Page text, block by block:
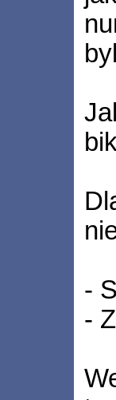
-
-